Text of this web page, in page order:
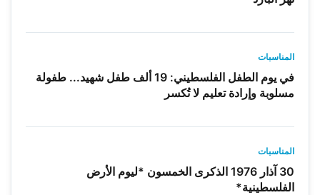
المناسبات
في يوم الطفل الفلسطيني: 19 ألف طفل شهيد... طفولة
مسلوبة وإرادة تعليم لا تُكسر
المناسبات
30 آذار 1976 الذكرى الخمسون *ليوم الأرض
الفلسطينية*